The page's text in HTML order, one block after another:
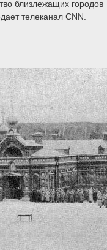
близлежащих городов
телеканал CNN.